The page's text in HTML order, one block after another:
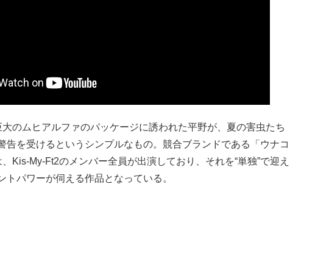
のムヒアルファのパッケージに誘われた平野が、夏の害虫たち
告を受けるというシンプルなもの。競合ブランドである「ウナコ
Kis-My-Ft2のメンバー全員が出演しており、それを“単独”で迎え
トパワーが伺える作品となっている。